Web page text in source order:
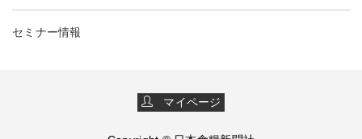
セミナー情報
マイページ